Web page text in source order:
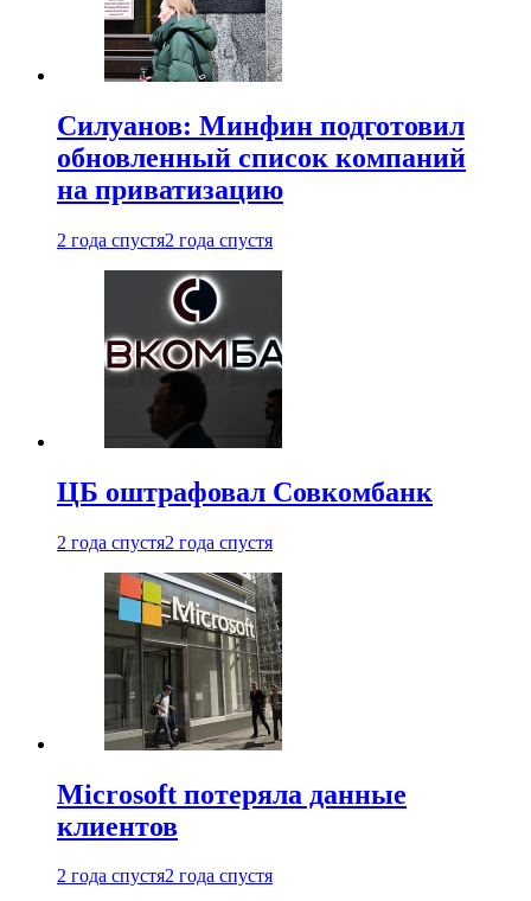
Силуанов: Минфин подготовил
обновленный список компаний
на приватизацию
2 года спустя2 года спустя
ЦБ оштрафовал Совкомбанк
2 года спустя2 года спустя
Microsoft потеряла данные
клиентов
2 года спустя2 года спустя